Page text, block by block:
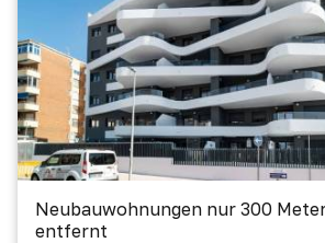
Neubauwohnungen nur 300
entfernt